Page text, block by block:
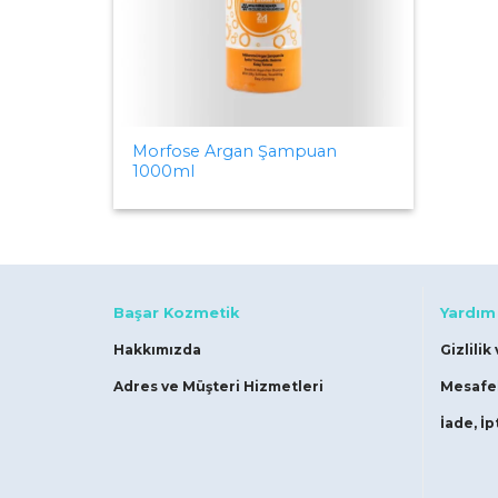
Morfose Argan Şampuan
1000ml
Başar Kozmetik
Hakkımızda
Adres ve Müşteri Hizmetleri
Yardım
Gizlilik
İade,